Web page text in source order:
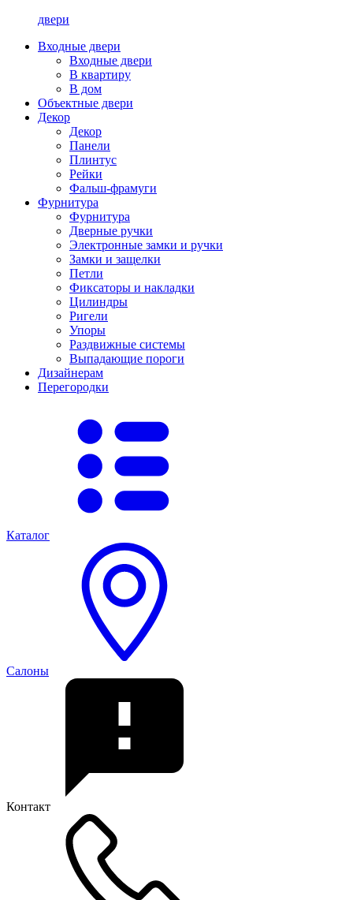
двери
Входные двери
Входные двери
В квартиру
В дом
Объектные двери
Декор
Декор
Панели
Плинтус
Рейки
Фальш-фрамуги
Фурнитура
Фурнитура
Дверные ручки
Электронные замки и ручки
Замки и защелки
Петли
Фиксаторы и накладки
Цилиндры
Ригели
Упоры
Раздвижные системы
Выпадающие пороги
Дизайнерам
Перегородки
Каталог
Салоны
Контакт